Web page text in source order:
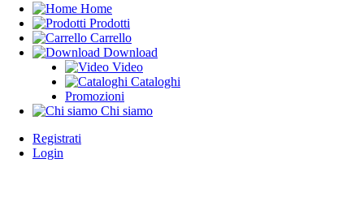
Home
Prodotti
Carrello
Download
Video
Cataloghi
Promozioni
Chi siamo
Registrati
Login